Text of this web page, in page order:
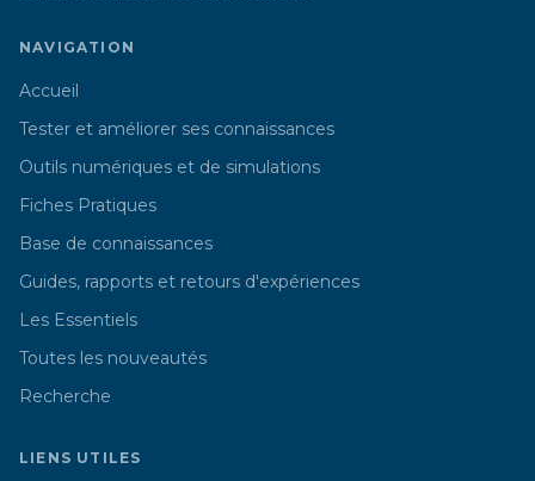
NAVIGATION
Accueil
Tester et améliorer ses connaissances
Outils numériques et de simulations
Fiches Pratiques
Base de connaissances
Guides, rapports et retours d'expériences
Les Essentiels
Toutes les nouveautés
Recherche
LIENS UTILES